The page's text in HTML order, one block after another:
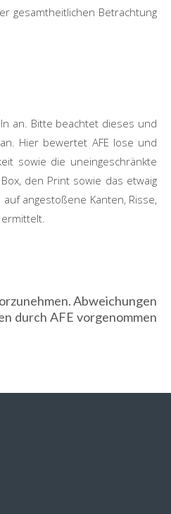
gesamtheitlichen Betrachtung
an. Bitte beachtet dieses und
Hier bewertet AFE lose und
sowie die uneingeschränkte
den Print sowie das etwaig
angestoßene Kanten, Risse,
ermittelt.
Abweichungen
durch AFE vorgenommen